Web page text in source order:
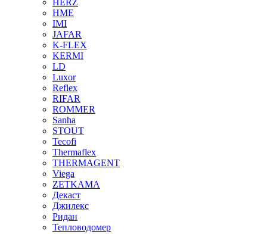
HME
IMI
JAFAR
K-FLEX
KERMI
LD
Luxor
Reflex
RIFAR
ROMMER
Sanha
STOUT
Tecofi
Thermaflex
THERMAGENT
Viega
ZETKAMA
Декаст
Джилекс
Ридан
Тепловодомер